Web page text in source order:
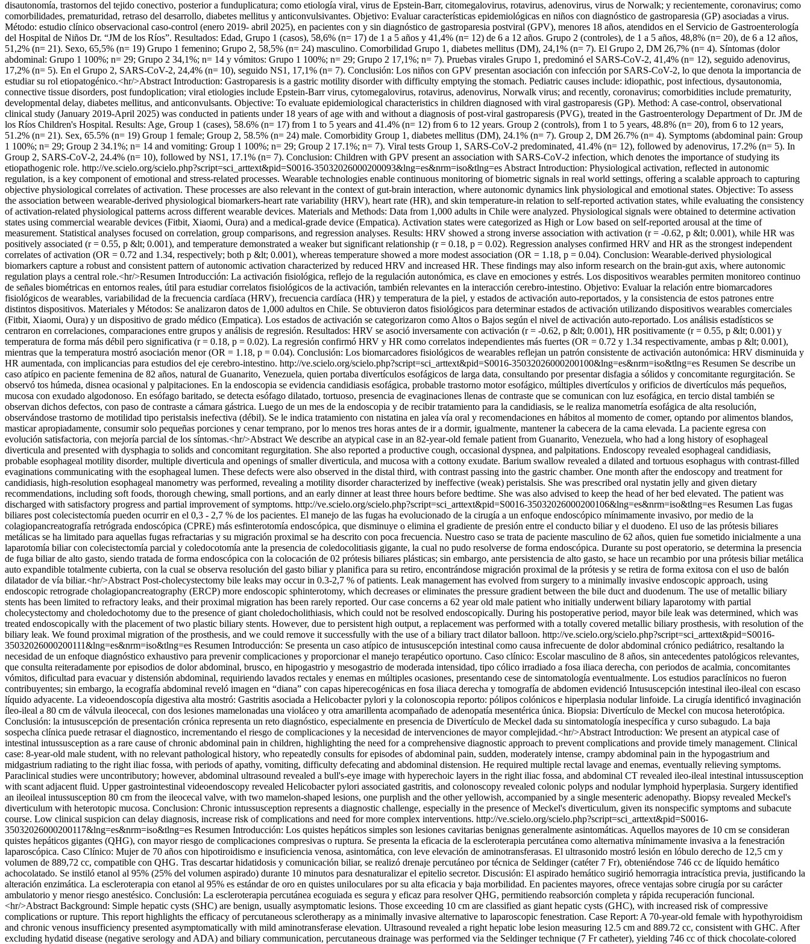
disautonomía, trastornos del tejido conectivo, posterior a funduplicatura; como etiología viral, virus de Epstein-Barr, citomegalovirus, rotavirus, adenovirus, virus de Norwalk; y recientemente, coronavirus; como
comorbilidades, prematuridad, retraso del desarrollo, diabetes mellitus y anticonvulsivantes. Objetivo: Evaluar características epidemiológicas en niños con diagnóstico de gastroparesia (GP) asociadas a virus.
Método: estudio clínico observacional caso-control (enero 2019- abril 2025), en pacientes con y sin diagnóstico de gastroparesia postviral (GPV), menores 18 años, atendidos en el Servicio de Gastroenterología
del Hospital de Niños Dr. “JM de los Ríos”. Resultados: Edad, Grupo 1 (casos), 58,6% (n= 17) de 1 a 5 años y 41,4% (n= 12) de 6 a 12 años. Grupo 2 (controles), de 1 a 5 años, 48,8% (n= 20), de 6 a 12 años,
51,2% (n= 21). Sexo, 65,5% (n= 19) Grupo 1 femenino; Grupo 2, 58,5% (n= 24) masculino. Comorbilidad Grupo 1, diabetes mellitus (DM), 24,1% (n= 7). El Grupo 2, DM 26,7% (n= 4). Síntomas (dolor
abdominal: Grupo 1 100%; n= 29; Grupo 2 34,1%; n= 14 y vómitos: Grupo 1 100%; n= 29; Grupo 2 17,1%; n= 7). Pruebas virales Grupo 1, predominó el SARS-CoV-2, 41,4% (n= 12), seguido adenovirus,
17,2% (n= 5). En el Grupo 2, SARS-CoV-2, 24,4% (n= 10), seguido NS1, 17,1% (n= 7). Conclusión: Los niños con GPV presentan asociación con infección por SARS-CoV-2, lo que denota la importancia de
estudiar su rol etiopatogénico.<hr/>Abstract Introduction: Gastroparesis is a gastric motility disorder with difficulty emptying the stomach. Pediatric causes include: idiopathic, post infectious, dysautonomia,
connective tissue disorders, post fundoplication; viral etiologies include Epstein-Barr virus, cytomegalovirus, rotavirus, adenovirus, Norwalk virus; and recently, coronavirus; comorbidities include prematurity,
developmental delay, diabetes mellitus, and anticonvulsants. Objective: To evaluate epidemiological characteristics in children diagnosed with viral gastroparesis (GP). Method: A case-control, observational
clinical study (January 2019-April 2025) was conducted in patients under 18 years of age with and without a diagnosis of post-viral gastroparesis (PVG), treated in the Gastroenterology Department of Dr. JM de
los Ríos Children's Hospital. Results: Age, Group 1 (cases), 58.6% (n= 17) from 1 to 5 years and 41.4% (n= 12) from 6 to 12 years. Group 2 (controls), from 1 to 5 years, 48.8% (n= 20), from 6 to 12 years,
51.2% (n= 21). Sex, 65.5% (n= 19) Group 1 female; Group 2, 58.5% (n= 24) male. Comorbidity Group 1, diabetes mellitus (DM), 24.1% (n= 7). Group 2, DM 26.7% (n= 4). Symptoms (abdominal pain: Group
1 100%; n= 29; Group 2 34.1%; n= 14 and vomiting: Group 1 100%; n= 29; Group 2 17.1%; n= 7). Viral tests Group 1, SARS-CoV-2 predominated, 41.4% (n= 12), followed by adenovirus, 17.2% (n= 5). In
Group 2, SARS-CoV-2, 24.4% (n= 10), followed by NS1, 17.1% (n= 7). Conclusion: Children with GPV present an association with SARS-CoV-2 infection, which denotes the importance of studying its
etiopathogenic role. http://ve.scielo.org/scielo.php?script=sci_arttext&pid=S0016-35032026000200093&lng=es&nrm=iso&tlng=es Abstract Introduction: Physiological activation, reflected in autonomic
regulation, is a key component of emotional and stress-related processes. Wearable technologies enable continuous monitoring of biometric signals in real world settings, offering a scalable approach to capturing
objective physiological correlates of activation. These processes are also relevant in the context of gut-brain interaction, where autonomic dynamics link physiological and emotional states. Objective: To assess
the association between wearable-derived physiological biomarkers-heart rate variability (HRV), heart rate (HR), and skin temperature-in relation to self-reported activation states, while evaluating the consistency
of activation-related physiological patterns across different wearable devices. Materials and Methods: Data from 1,000 adults in Chile were analyzed. Physiological signals were obtained to determine activation
states using commercial wearable devices (Fitbit, Xiaomi, Oura) and a medical-grade device (Empatica). Activation states were categorized as High or Low based on self-reported arousal at the time of
measurement. Statistical analyses focused on correlation, group comparisons, and regression analyses. Results: HRV showed a strong inverse association with activation (r = -0.62, p &lt; 0.001), while HR was
positively associated (r = 0.55, p &lt; 0.001), and temperature demonstrated a weaker but significant relationship (r = 0.18, p = 0.02). Regression analyses confirmed HRV and HR as the strongest independent
correlates of activation (OR = 0.72 and 1.34, respectively; both p &lt; 0.001), whereas temperature showed a more modest association (OR = 1.18, p = 0.04). Conclusion: Wearable-derived physiological
biomarkers capture a robust and consistent pattern of autonomic activation characterized by reduced HRV and increased HR. These findings may also inform research on the brain-gut axis, where autonomic
regulation plays a central role.<hr/>Resumen Introducción: La activación fisiológica, reflejo de la regulación autonómica, es clave en emociones y estrés. Los dispositivos wearables permiten monitoreo continuo
de señales biométricas en entornos reales, útil para estudiar correlatos fisiológicos de la activación, también relevantes en la interacción cerebro-intestino. Objetivo: Evaluar la relación entre biomarcadores
fisiológicos de wearables, variabilidad de la frecuencia cardíaca (HRV), frecuencia cardíaca (HR) y temperatura de la piel, y estados de activación auto-reportados, y la consistencia de estos patrones entre
distintos dispositivos. Materiales y Métodos: Se analizaron datos de 1,000 adultos en Chile. Se obtuvieron datos fisiológicos para determinar estados de activación utilizando dispositivos wearables comerciales
(Fitbit, Xiaomi, Oura) y un dispositivo de grado médico (Empatica). Los estados de activación se categorizaron como Altos o Bajos según el nivel de activación auto-reportado. Los análisis estadísticos se
centraron en correlaciones, comparaciones entre grupos y análisis de regresión. Resultados: HRV se asoció inversamente con activación (r = -0.62, p &lt; 0.001), HR positivamente (r = 0.55, p &lt; 0.001) y
temperatura de forma más débil pero significativa (r = 0.18, p = 0.02). La regresión confirmó HRV y HR como correlatos independientes más fuertes (OR = 0.72 y 1.34 respectivamente, ambas p &lt; 0.001),
mientras que la temperatura mostró asociación menor (OR = 1.18, p = 0.04). Conclusión: Los biomarcadores fisiológicos de wearables reflejan un patrón consistente de activación autonómica: HRV disminuida y
HR aumentada, con implicancias para estudios del eje cerebro-intestino. http://ve.scielo.org/scielo.php?script=sci_arttext&pid=S0016-35032026000200100&lng=es&nrm=iso&tlng=es Resumen Se describe un
caso atípico en paciente femenina de 82 años, natural de Guanarito, Venezuela, quien portaba divertículos esofágicos de larga data, consultando por presentar disfagia a sólidos y concomitante regurgitación. Se
observó tos húmeda, disnea ocasional y palpitaciones. En la endoscopia se evidencia candidiasis esofágica, probable trastorno motor esofágico, múltiples divertículos y orificios de divertículos más pequeños,
mucosa con exudado algodonoso. En esófago baritado, se detecta esófago dilatado, tortuoso, presencia de evaginaciones llenas de contraste que se comunican con luz esofágica, en tercio distal también se
observan dichos defectos, con paso de contraste a cámara gástrica. Luego de un mes de la endoscopia y de recibir tratamiento para la candidiasis, se le realiza manometría esofágica de alta resolución,
observándose trastorno de motilidad tipo peristalsis inefectiva (débil). Se le indica tratamiento con nistatina en jalea vía oral y recomendaciones en hábitos al momento de comer, optando por alimentos blandos,
masticar apropiadamente, consumir solo pequeñas porciones y cenar temprano, por lo menos tres horas antes de ir a dormir, igualmente, mantener la cabecera de la cama elevada. La paciente egresa con
evolución satisfactoria, con mejoría parcial de los síntomas.<hr/>Abstract We describe an atypical case in an 82-year-old female patient from Guanarito, Venezuela, who had a long history of esophageal
diverticula and presented with dysphagia to solids and concomitant regurgitation. She also reported a productive cough, occasional dyspnea, and palpitations. Endoscopy revealed esophageal candidiasis,
probable esophageal motility disorder, multiple diverticula and openings of smaller diverticula, and mucosa with a cottony exudate. Barium swallow revealed a dilated and tortuous esophagus with contrast-filled
evaginations communicating with the esophageal lumen. These defects were also observed in the distal third, with contrast passing into the gastric chamber. One month after the endoscopy and treatment for
candidiasis, high-resolution esophageal manometry was performed, revealing a motility disorder characterized by ineffective (weak) peristalsis. She was prescribed oral nystatin jelly and given dietary
recommendations, including soft foods, thorough chewing, small portions, and an early dinner at least three hours before bedtime. She was also advised to keep the head of her bed elevated. The patient was
discharged with satisfactory progress and partial improvement of symptoms. http://ve.scielo.org/scielo.php?script=sci_arttext&pid=S0016-35032026000200106&lng=es&nrm=iso&tlng=es Resumen Las fugas
biliares post colecistectomía pueden ocurrir en el 0,3 - 2,7 % de los pacientes. El manejo de las fugas ha evolucionado de la cirugía a un enfoque endoscópico mínimamente invasivo, por medio de la
colagiopancreatografía retrógrada endoscópica (CPRE) más esfinterotomía endoscópica, que disminuye o elimina el gradiente de presión entre el conducto biliar y el duodeno. El uso de las prótesis biliares
metálicas se ha limitado para aquellas fugas refractarias y su migración proximal se ha descrito con poca frecuencia. Nuestro caso se trata de paciente masculino de 62 años, quien fue sometido inicialmente a una
laparotomía biliar con colecistectomía parcial y coledocotomía ante la presencia de coledocolitiasis gigante, la cual no pudo resolverse de forma endoscópica. Durante su post operatorio, se determina la presencia
de fuga biliar de alto gasto, siendo tratada de forma endoscópica con la colocación de 02 prótesis biliares plásticas; sin embargo, ante persistencia de alto gasto, se hace un recambio por una prótesis biliar metálica
auto expandible totalmente cubierta, con la cual se observa resolución del gasto biliar y planifica para su retiro, encontrándose migración proximal de la prótesis y se retira de forma exitosa con el uso de balón
dilatador de vía biliar.<hr/>Abstract Post-cholecystectomy bile leaks may occur in 0.3-2,7 % of patients. Leak management has evolved from surgery to a minimally invasive endoscopic approach, using
endoscopic retrograde cholagiopancreatography (ERCP) more endoscopic sphinterotomy, which decreases or eliminates the pressure gradient between the bile duct and duodenum. The use of metallic biliary
stents has been limited to refractory leaks, and their proximal migration has been rarely reported. Our case concerns a 62 year old male patient who initially underwent biliary laparotomy with partial
cholecystectomy and choledochotomy due to the presence of giant choledocholithiasis, which could not be resolved endoscopically. During his postoperative period, mayor bile leak was determined, which was
treated endoscopically with the placement of two plastic biliary stents. However, due to persistent high output, a replacement was performed with a totally covered metallic biliary prosthesis, with resolution of the
biliary leak. We found proximal migration of the prosthesis, and we could remove it successfully with the use of a biliary tract dilator balloon. http://ve.scielo.org/scielo.php?script=sci_arttext&pid=S0016-
35032026000200111&lng=es&nrm=iso&tlng=es Resumen Introducción: Se presenta un caso atípico de intususcepción intestinal como causa infrecuente de dolor abdominal crónico pediátrico, resaltando la
necesidad de un enfoque diagnóstico exhaustivo para prevenir complicaciones y proporcionar el manejo terapéutico oportuno. Caso clínico: Escolar masculino de 8 años, sin antecedentes patológicos relevantes,
que consulta reiteradamente por episodios de dolor abdominal, brusco, en hipogastrio y mesogastrio de moderada intensidad, tipo cólico irradiado a fosa iliaca derecha, con periodos de acalmia, concomitantes
vómitos, dificultad para evacuar y distensión abdominal, requiriendo lavados rectales y enemas en múltiples ocasiones, presentando cese de sintomatología eventualmente. Los estudios paraclínicos no fueron
contribuyentes; sin embargo, la ecografía abdominal reveló imagen en “diana” con capas hiperecogénicas en fosa iliaca derecha y tomografía de abdomen evidenció Intususcepción intestinal ileo-ileal con escaso
líquido adyacente. La videoendoscopía digestiva alta mostró: Gastritis asociada a Helicobacter pylori y la colonoscopia reporto: pólipos colónicos e hiperplasia nodular linfoide. La cirugía identificó invaginación
íleo-ileal a 80 cm de válvula ileocecal, con dos lesiones mamelonadas una violáceo y otra amarillenta acompañado de adenopatía mesentérica única. Biopsia: Divertículo de Meckel con mucosa heterotópica.
Conclusión: la intususcepción de presentación crónica representa un reto diagnóstico, especialmente en presencia de Divertículo de Meckel dada su sintomatología inespecífica y curso subagudo. La baja
sospecha clínica puede retrasar el diagnostico, incrementando el riesgo de complicaciones y la necesidad de intervenciones de mayor complejidad.<hr/>Abstract Introduction: We present an atypical case of
intestinal intussusception as a rare cause of chronic abdominal pain in children, highlighting the need for a comprehensive diagnostic approach to prevent complications and provide timely management. Clinical
case: 8-year-old male student, with no relevant pathological history, who repeatedly consults for episodes of abdominal pain, sudden, moderately intense, crampy abdominal pain in the hypogastrium and
midgastrium radiating to the right iliac fossa, with periods of apathy, vomiting, difficulty defecating and abdominal distension. He required multiple rectal lavage and enemas, eventually relieving symptoms.
Paraclinical studies were uncontributory; however, abdominal ultrasound revealed a bull's-eye image with hyperechoic layers in the right iliac fossa, and abdominal CT revealed ileo-ileal intestinal intussusception
with scant adjacent fluid. Upper gastrointestinal videoendoscopy revealed Helicobacter pylori associated gastritis, and colonoscopy revealed colonic polyps and nodular lymphoid hyperplasia. Surgery identified
an ileoileal intussusception 80 cm from the ileocecal valve, with two mamelon-shaped lesions, one purplish and the other yellowish, accompanied by a single mesenteric adenopathy. Biopsy revealed Meckel's
diverticulum with heterotopic mucosa. Conclusion: Chronic intussusception represents a diagnostic challenge, especially in the presence of Meckel's diverticulum, given its nonspecific symptoms and subacute
course. Low clinical suspicion can delay diagnosis, increase risk of complications and need for more complex interventions. http://ve.scielo.org/scielo.php?script=sci_arttext&pid=S0016-
35032026000200117&lng=es&nrm=iso&tlng=es Resumen Introducción: Los quistes hepáticos simples son lesiones cavitarias benignas generalmente asintomáticas. Aquellos mayores de 10 cm se consideran
quistes hepáticos gigantes (QHG), con mayor riesgo de complicaciones compresivas o ruptura. Se presenta la eficacia de la escleroterapia percutánea como alternativa mínimamente invasiva a la fenestración
laparoscópica. Caso Clínico: Mujer de 70 años con hipotiroidismo e insuficiencia venosa, asintomática, con leve elevación de aminotransferasas. El ultrasonido mostró lesión en lóbulo derecho de 12,5 cm y
volumen de 889,72 cc, compatible con QHG. Tras descartar hidatidosis y comunicación biliar, se realizó drenaje percutáneo por técnica de Seldinger (catéter 7 Fr), obteniéndose 746 cc de líquido hemático
achocolatado. Se instiló etanol al 95% (25% del volumen aspirado) durante 10 minutos para desnaturalizar el epitelio secretor. Discusión: El aspirado hemático sugirió hemorragia intracística previa, justificando la
alteración enzimática. La escleroterapia con etanol al 95% es estándar de oro en quistes uniloculares por su alta eficacia y baja morbilidad. En pacientes mayores, ofrece ventajas sobre cirugía por su carácter
ambulatorio y menor riesgo anestésico. Conclusión: La escleroterapia percutánea ecoguiada es segura y eficaz para resolver QHG, permitiendo reabsorción completa y rápida recuperación funcional.
<hr/>Abstract Background: Simple hepatic cysts (SHC) are benign, usually asymptomatic lesions. Those exceeding 10 cm are classified as giant hepatic cysts (GHC), with increased risk of compressive
complications or rupture. This report highlights the efficacy of percutaneous sclerotherapy as a minimally invasive alternative to laparoscopic fenestration. Case Report: A 70-year-old female with hypothyroidism
and chronic venous insufficiency presented asymptomatically with mild aminotransferase elevation. Ultrasound revealed a right hepatic lobe lesion measuring 12.5 cm and 889.72 cc, consistent with GHC. After
excluding hydatid disease (negative serology and ADA) and biliary communication, percutaneous drainage was performed via the Seldinger technique (7 Fr catheter), yielding 746 cc of thick chocolate-colored